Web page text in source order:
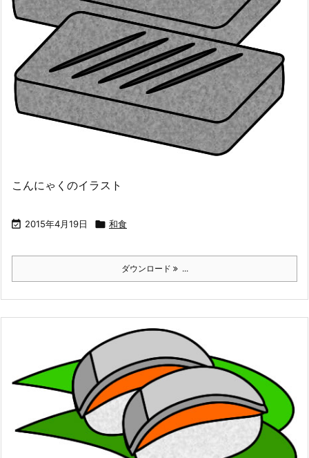
こんにゃくのイラスト
 2015年4月19日  和食
ダウンロード ...